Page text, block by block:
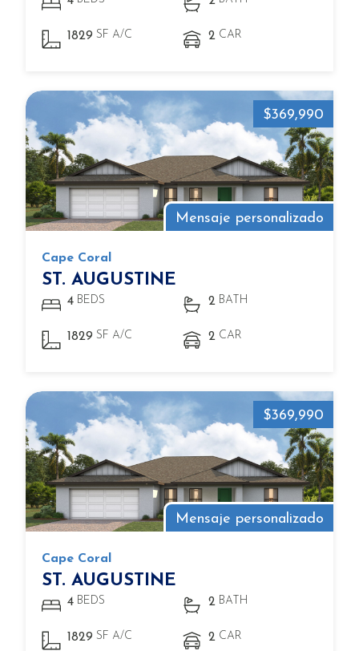
1829 SF A/C 2 CAR
Mensaje personalizado
$369,990
Cape Coral
ST. AUGUSTINE
4 BEDS 2 BATH
1829 SF A/C 2 CAR
Mensaje personalizado
$369,990
Cape Coral
ST. AUGUSTINE
4 BEDS 2 BATH
1829 SF A/C 2 CAR